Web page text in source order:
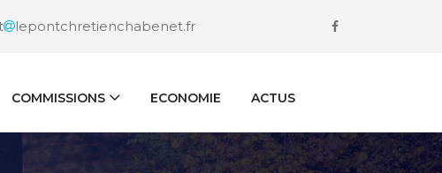
lepontchretienchabenet.fr
COMMISSIONS ECONOMIE ACTUS